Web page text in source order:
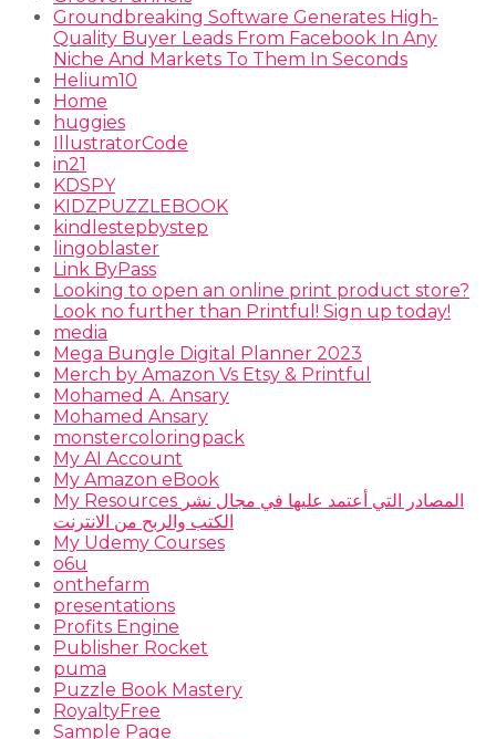
Groundbreaking Software Generates High-
Quality Buyer Leads From Facebook In Any
Niche And Markets To Them In Seconds
Helium10
Home
huggies
IllustratorCode
in21
KDSPY
KIDZPUZZLEBOOK
kindlestepbystep
lingoblaster
Link ByPass
Looking to open an online print product store?
Look no further than Printful! Sign up today!
media
Mega Bungle Digital Planner 2023
Merch by Amazon Vs Etsy & Printful
Mohamed A. Ansary
Mohamed Ansary
monstercoloringpack
My AI Account
My Amazon eBook
My Resources المصادر التي أعتمد عليها في مجال نشر
الكتب والربح من الانترنت
My Udemy Courses
o6u
onthefarm
presentations
Profits Engine
Publisher Rocket
puma
Puzzle Book Mastery
RoyaltyFree
Sample Page